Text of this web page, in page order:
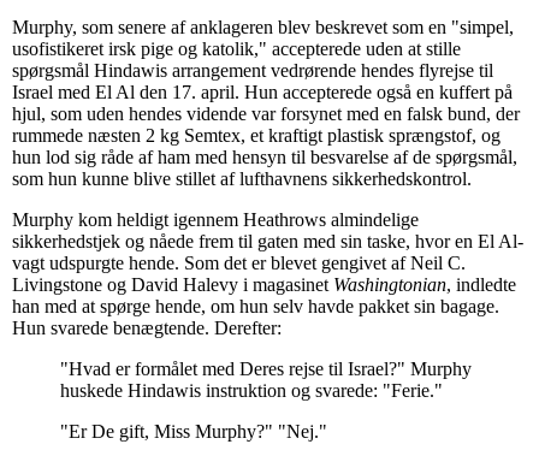
Murphy, som senere af anklageren blev beskrevet som en "simpel,
usofistikeret irsk pige og katolik," accepterede uden at stille
spørgsmål Hindawis arrangement vedrørende hendes flyrejse til
Israel med El Al den 17. april. Hun accepterede også en kuffert på
hjul, som uden hendes vidende var forsynet med en falsk bund, der
rummede næsten 2 kg Semtex, et kraftigt plastisk sprængstof, og
hun lod sig råde af ham med hensyn til besvarelse af de spørgsmål,
som hun kunne blive stillet af lufthavnens sikkerhedskontrol.
Murphy kom heldigt igennem Heathrows almindelige
sikkerhedstjek og nåede frem til gaten med sin taske, hvor en El Al-
vagt udspurgte hende. Som det er blevet gengivet af Neil C.
Livingstone og David Halevy i magasinet Washingtonian, indledte
han med at spørge hende, om hun selv havde pakket sin bagage.
Hun svarede benægtende. Derefter:
"Hvad er formålet med Deres rejse til Israel?" Murphy
huskede Hindawis instruktion og svarede: "Ferie."
"Er De gift, Miss Murphy?" "Nej."